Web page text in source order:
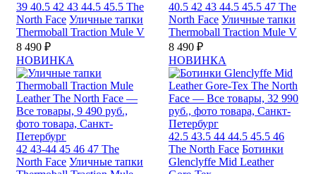
39 40.5 42 43 44.5 45.5 The
North Face Уличные тапки
Thermoball Traction Mule V
8 490 ₽
40.5 42 43 44.5 45.5 47 The
North Face Уличные тапки
Thermoball Traction Mule V
8 490 ₽
НОВИНКА
42 43-44 45 46 47 The
North Face Уличные тапки
НОВИНКА
42.5 43.5 44 44.5 45.5 46
The North Face Ботинки
Glenclyffe Mid Leather